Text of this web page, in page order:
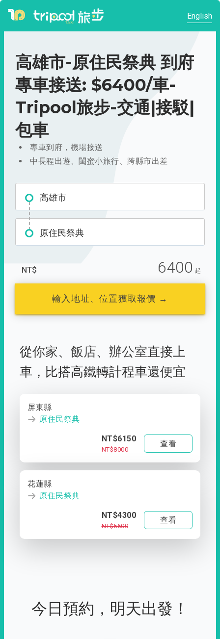
English
高雄市-原住民祭典 到府
專車接送: $6400/車-
Tripool旅步-交通|接駁|
包車
專車到府，機場接送
中長程出遊、閨蜜小旅行、跨縣市出差
高雄市
原住民祭典
NT$ 6400 起
輸入地址、位置獲取報價 →
從你家、 飯店、 辦公室直接上
車， 比搭高鐵轉計程車還便宜
屏東縣
原住民祭典
NT$6150
NT$8000
查看
花蓮縣
原住民祭典
NT$4300
NT$5600
查看
今日預約，明天出發！